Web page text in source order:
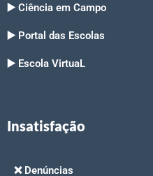
▶️ Ciência em Campo
▶️ Portal das Escolas
▶️ Escola VirtuaL
Insatisfação
❌ Denúncias